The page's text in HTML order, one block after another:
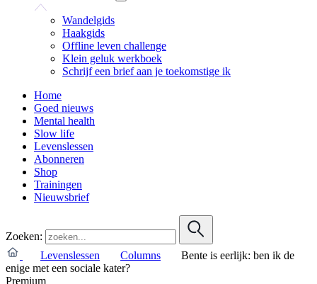
Wandelgids
Haakgids
Offline leven challenge
Klein geluk werkboek
Schrijf een brief aan je toekomstige ik
Home
Goed nieuws
Mental health
Slow life
Levenslessen
Abonneren
Shop
Trainingen
Nieuwsbrief
Zoeken:
Levenslessen
Columns
Bente is eerlijk: ben ik de
enige met een sociale kater?
Premium